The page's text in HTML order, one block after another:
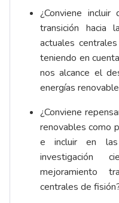
¿Conviene
transición hacia
actuales
teniendo en
nos alcance el
energías
¿Conviene
renovables como
e incluir en las
investigación
mejoramiento
centrales de